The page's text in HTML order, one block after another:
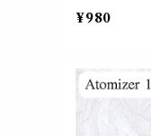
桃 梅 春 エッ
木製 アロマ
¥980